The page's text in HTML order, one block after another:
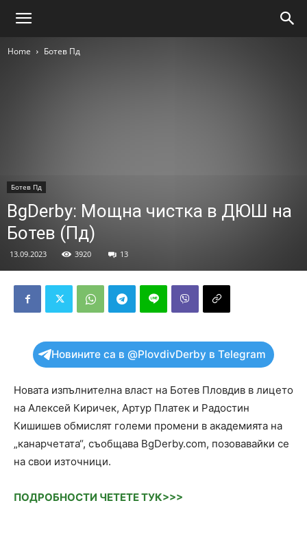
Home Ботев Пд
Ботев Пд
BgDerby: Мощна чистка в ДЮШ на
Ботев (Пд)
13.09.2023 3920 13
Новините са в @PlovdivDerby в Telegram
Новата изпълнителна власт на Ботев Пловдив в лицето
на Алексей Киричек, Артур Платек и Радостин
Кишишев обмислят големи промени в академията на
„канарчетата“, съобщава BgDerby.com, позовавайки се
на свои източници.
ПОДРОБНОСТИ ЧЕТЕТЕ ТУК>>>